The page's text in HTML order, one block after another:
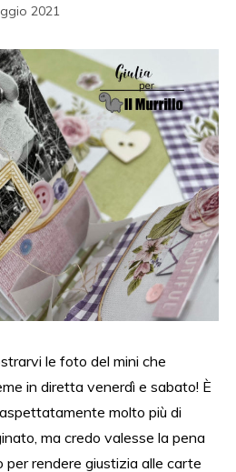
2021
le foto del mini che
in diretta venerdì e sabato! È
molto più di
ma credo valesse la pena
per rendere giustizia alle carte